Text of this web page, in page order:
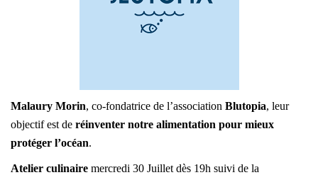
Malaury Morin, co-fondatrice de l’association Blutopia, leur
objectif est de réinventer notre alimentation pour mieux
protéger l’océan.
Atelier culinaire mercredi 30 Juillet dès 19h suivi de la